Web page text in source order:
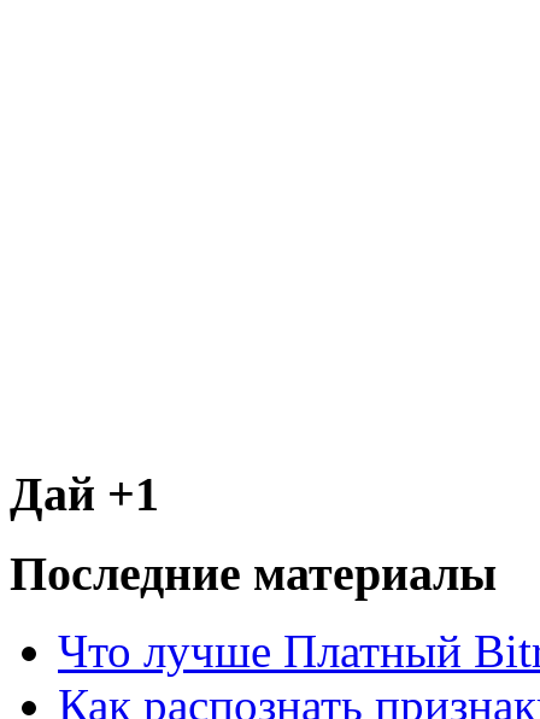
Дай +1
Последние материалы
Что лучше Платный
Как распознать